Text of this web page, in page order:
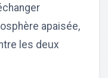
apaisée,
les deux